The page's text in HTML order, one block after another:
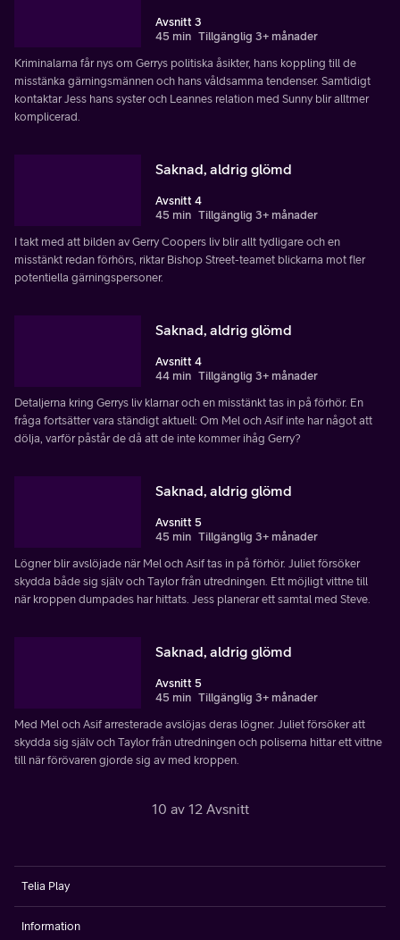
Avsnitt 3
45 min Tillgänglig 3+ månader
Kriminalarna får nys om Gerrys politiska åsikter, hans koppling till de
misstänka gärningsmännen och hans våldsamma tendenser. Samtidigt
kontaktar Jess hans syster och Leannes relation med Sunny blir alltmer
komplicerad.
Saknad, aldrig glömd
Avsnitt 4
45 min Tillgänglig 3+ månader
I takt med att bilden av Gerry Coopers liv blir allt tydligare och en
misstänkt redan förhörs, riktar Bishop Street-teamet blickarna mot fler
potentiella gärningspersoner.
Saknad, aldrig glömd
Avsnitt 4
44 min Tillgänglig 3+ månader
Detaljerna kring Gerrys liv klarnar och en misstänkt tas in på förhör. En
fråga fortsätter vara ständigt aktuell: Om Mel och Asif inte har något att
dölja, varför påstår de då att de inte kommer ihåg Gerry?
Saknad, aldrig glömd
Avsnitt 5
45 min Tillgänglig 3+ månader
Lögner blir avslöjade när Mel och Asif tas in på förhör. Juliet försöker
skydda både sig själv och Taylor från utredningen. Ett möjligt vittne till
när kroppen dumpades har hittats. Jess planerar ett samtal med Steve.
Saknad, aldrig glömd
Avsnitt 5
45 min Tillgänglig 3+ månader
Med Mel och Asif arresterade avslöjas deras lögner. Juliet försöker att
skydda sig själv och Taylor från utredningen och poliserna hittar ett vittne
till när förövaren gjorde sig av med kroppen.
10 av 12 Avsnitt
Telia Play
Information